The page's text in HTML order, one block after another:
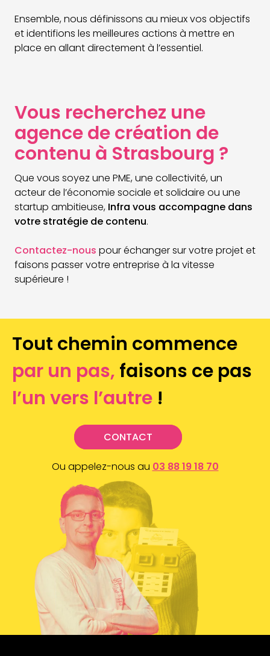
Ensemble, nous définissons au mieux vos objectifs
et identifions les meilleures actions à mettre en
place en allant directement à l’essentiel.
Vous recherchez une
agence de création de
contenu à Strasbourg ?
Que vous soyez une PME, une collectivité, un
acteur de l’économie sociale et solidaire ou une
startup ambitieuse, Infra vous accompagne dans
votre stratégie de contenu.
Contactez-nous pour échanger sur votre projet et
faisons passer votre entreprise à la vitesse
supérieure !
Tout chemin commence
par un pas, faisons ce pas
l’un vers l’autre !
CONTACT
Ou appelez-nous au 03 88 19 18 70